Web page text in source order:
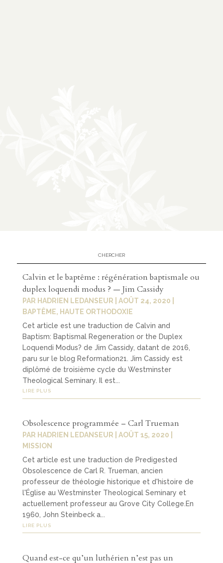
Calvin et le baptême : régénération baptismale ou
duplex loquendi modus ? — Jim Cassidy
PAR HADRIEN LEDANSEUR AOÛT 24, 2020
BAPTÊME, HAUTE ORTHODOXIE
Cet article est une traduction de Calvin and
Baptism: Baptismal Regeneration or the Duplex
Loquendi Modus? de Jim Cassidy, datant de 2016,
paru sur le blog Reformation21. Jim Cassidy est
diplômé de troisième cycle du Westminster
Theological Seminary. Il est...
LIRE PLUS
Obsolescence programmée – Carl Trueman
PAR HADRIEN LEDANSEUR AOÛT 15, 2020
MISSION
Cet article est une traduction de Predigested
Obsolescence de Carl R. Trueman, ancien
professeur de théologie historique et d'histoire de
l'Église au Westminster Theological Seminary et
actuellement professeur au Grove City College.En
1960, John Steinbeck a...
LIRE PLUS
Quand est-ce qu’un luthérien n’est pas un